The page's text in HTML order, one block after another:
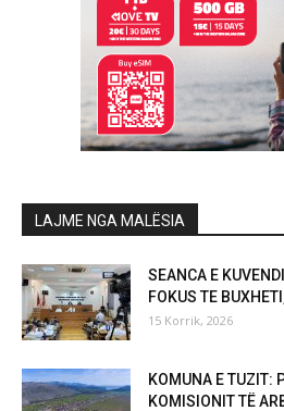
LAJME NGA MALËSIA
SEANCA E
FOKUS TE
15 Korrik, 2026
KOMUNA E TUZIT:
KOMISIONIT TË